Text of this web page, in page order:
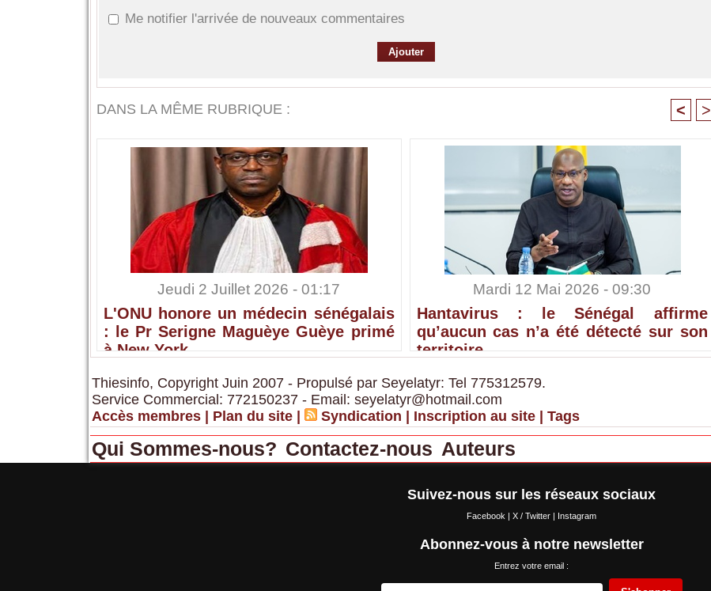
Me notifier l'arrivée de nouveaux commentaires
DANS LA MÊME RUBRIQUE : < >
Jeudi 2 Juillet 2026 - 01:17
L'ONU honore un médecin sénégalais
: le Pr Serigne Maguèye Guèye primé
à New York
Mardi 12 Mai 2026 - 09:30
Hantavirus : le Sénégal affirme
qu’aucun cas n’a été détecté sur son
territoire
Thiesinfo, Copyright Juin 2007 - Propulsé par Seyelatyr: Tel 775312579.
Service Commercial: 772150237 - Email: seyelatyr@hotmail.com
Accès membres | Plan du site | Syndication | Inscription au site | Tags
Qui Sommes-nous? Contactez-nous Auteurs
Suivez-nous sur les réseaux sociaux
Facebook | X / Twitter | Instagram
Abonnez-vous à notre newsletter
Entrez votre email :